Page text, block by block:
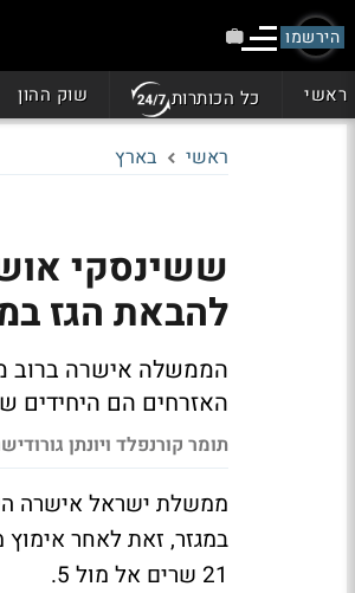
הירשמו
ראשי כל הכותרות שוק ההון
ראשי בארץ
ששינסקי
להבאת הגז
הממשלה אישרה ברוב מוחץ של 21 מול 5 את
האזרחים הם היחידים
תומר קורנפלד ויונתן
ממשלת ישראל אישרה
במגזר, זאת לאחר
21 שרים אל מול 5.